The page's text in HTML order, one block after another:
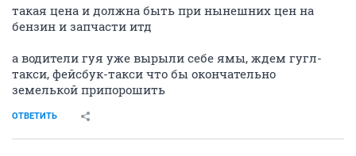
такая цена и должна быть при нынешних цен на
бензин и запчасти итд
а водители гуя уже вырыли себе ямы, ждем гугл-
такси, фейсбук-такси что бы окончательно
земелькой припорошить
ОТВЕТИТЬ